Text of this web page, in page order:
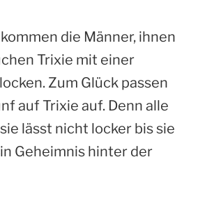
die Männer, ihnen
Trixie mit einer
Zum Glück passen
auf Trixie auf. Denn alle
lässt nicht locker bis sie
Geheimnis hinter der